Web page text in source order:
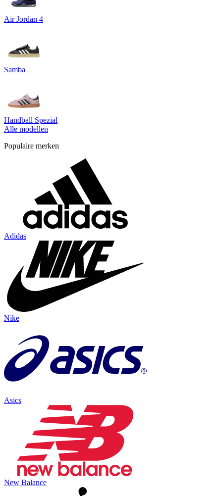
Air Jordan 4
Samba
Handball Spezial
Alle modellen
Populaire merken
Adidas
Nike
Asics
New Balance